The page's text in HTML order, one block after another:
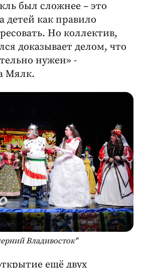
был сложнее – это
детей как правило
Но коллектив,
доказывает делом, что
нужен» -
Мялк.
Владивосток"
ещё двух